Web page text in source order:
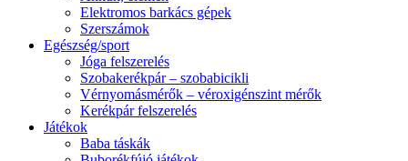
Elektromos barkács gépek
Szerszámok
Egészség/sport
Jóga felszerelés
Szobakerékpár – szobabicikli
Vérnyomásmérők – véroxigénszint mérők
Kerékpár felszerelés
Játékok
Baba táskák